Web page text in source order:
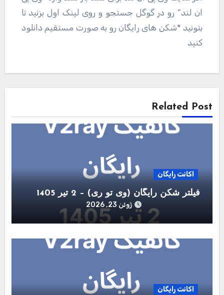
ان لند” رو در گوگل جستجو و روی لینک اول بزنید تا
بتونید *شکن های رایگان رو به صورت مستقیم دانلود
کنید
راهبری
Related Post
اکانت رایگان
فیلتر شکن رایگان (وی تو ری) – 2 تیر 1405
ژوئن 23, 2026
اکانت رایگان